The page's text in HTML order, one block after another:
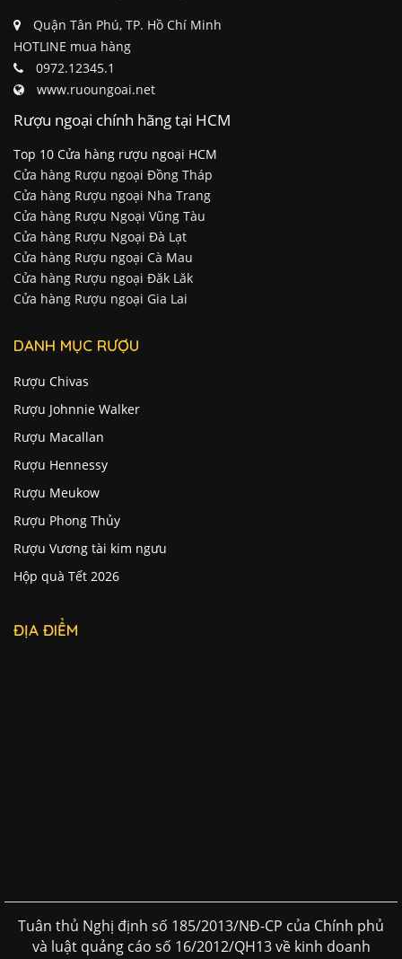
Quận Tân Phú, TP. Hồ Chí Minh
HOTLINE mua hàng
0972.12345.1
www.ruoungoai.net
Rượu ngoại chính hãng tại HCM
Top 10 Cửa hàng rượu ngoại HCM
Cửa hàng Rượu ngoại Đồng Tháp
Cửa hàng Rượu ngoại Nha Trang
Cửa hàng Rượu Ngoại Vũng Tàu
Cửa hàng Rượu Ngoại Đà Lạt
Cửa hàng Rượu ngoại Cà Mau
Cửa hàng Rượu ngoại Đăk Lăk
Cửa hàng Rượu ngoại Gia Lai
DANH MỤC RƯỢU
Rượu Chivas
Rượu Johnnie Walker
Rượu Macallan
Rượu Hennessy
Rượu Meukow
Rượu Phong Thủy
Rượu Vương tài kim ngưu
Hộp quà Tết 2026
ĐỊA ĐIỂM
Tuân thủ Nghị định số 185/2013/NĐ-CP của Chính phủ
và luật quảng cáo số 16/2012/QH13 về kinh doanh